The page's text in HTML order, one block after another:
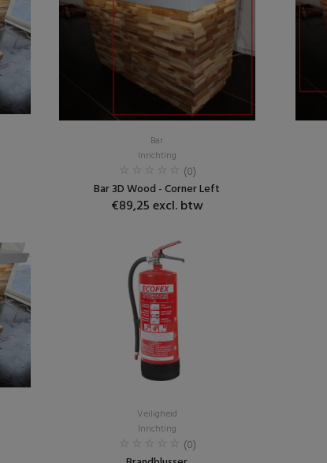
Bar
Inrichting
(0)
Bar 3D Wood - Corner Left
€89,25 excl. btw
Veiligheid
Inrichting
(0)